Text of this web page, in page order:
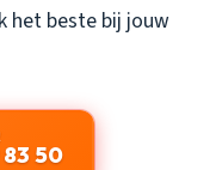
het beste bij jouw
83 50